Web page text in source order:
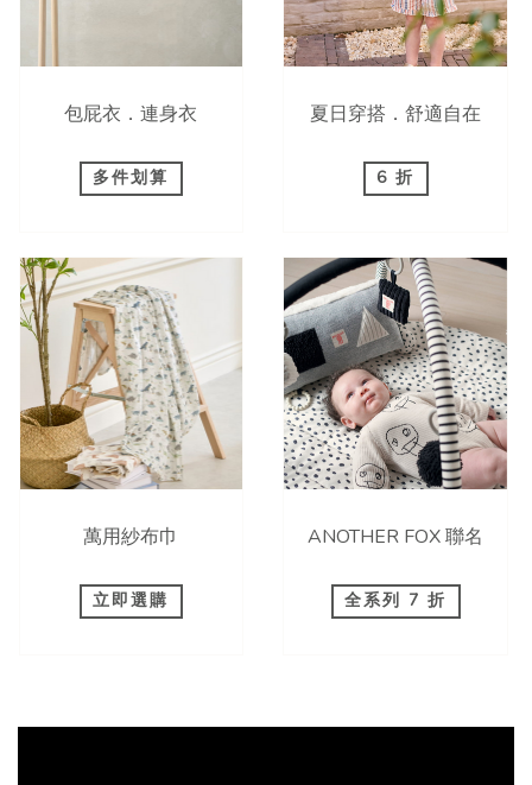
包屁衣．連身衣
多件划算
夏日穿搭．舒適自在
6 折
萬用紗布巾
立即選購
ANOTHER FOX 聯名
全系列 7 折